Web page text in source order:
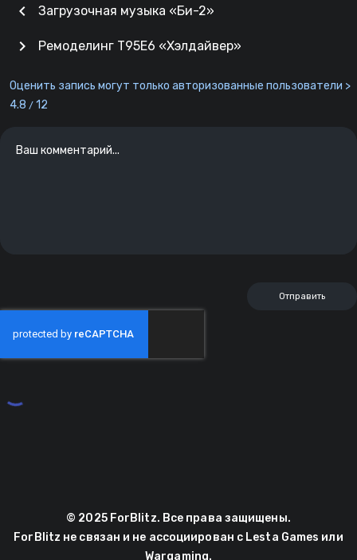
chevron_left Загрузочная музыка «Би-2»
Ремоделинг T95E6 «Хэлдайвер»
chevron_right
Оценить запись могут только авторизованные пользователи >
4.8 / 12
© 2025 ForBlitz. Все права защищены.
ForBlitz не связан и не ассоциирован с Lesta Games или
Wargaming.